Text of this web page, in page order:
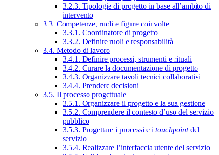
3.2.3. Tipologie di progetto in base all’ambito di
intervento
3.3. Competenze, ruoli e figure coinvolte
3.3.1. Coordinatore di progetto
3.3.2. Definire ruoli e responsabilità
3.4. Metodo di lavoro
3.4.1. Definire processi, strumenti e rituali
3.4.2. Curare la documentazione di progetto
3.4.3. Organizzare tavoli tecnici collaborativi
3.4.4. Prendere decisioni
3.5. Il processo progettuale
3.5.1. Organizzare il progetto e la sua gestione
3.5.2. Comprendere il contesto d’uso del servizio
pubblico
3.5.3. Progettare i processi e i touchpointdel
servizio
3.5.4. Realizzare l’interfaccia utente del servizio